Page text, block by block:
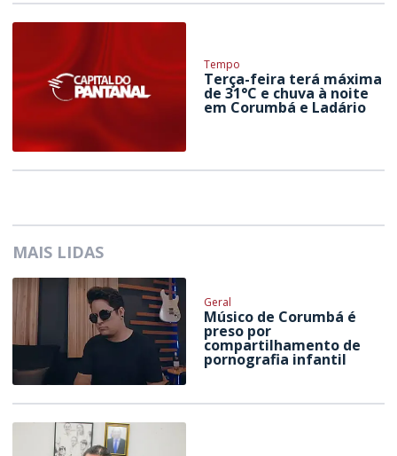
Tempo
Terça-feira terá máxima
de 31°C e chuva à noite
em Corumbá e Ladário
MAIS LIDAS
Geral
Músico de Corumbá é
preso por
compartilhamento de
pornografia infantil